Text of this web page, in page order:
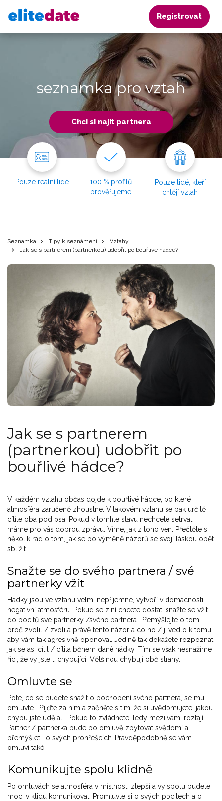
Registrovat
seznamka pro vztah
Chci si najít partnera
Pouze reální lidé
100 % profilů
prověřujeme
Pouze lidé, kteří
chtějí vztah
Seznamka Tipy k seznámení
Vztahy
Jak se s partnerem (partnerkou) udobřit po bouřlivé hádce?
Jak se s partnerem
(partnerkou) udobřit po
bouřlivé hádce?
V každém vztahu občas dojde k bouřlivé hádce, po které
atmosféra zaručeně zhoustne. V takovém vztahu se pak určitě
cítíte oba pod psa. Pokud v tomhle stavu nechcete setrvat,
máme pro vás dobrou zprávu. Víme, jak z toho ven. Přečtěte si
několik rad o tom, jak se po výměně názorů se svojí láskou opět
sblížit.
Snažte se do svého partnera / své
partnerky vžít
Hádky jsou ve vztahu velmi nepříjemné, vytvoří v domácnosti
negativní atmosféru. Pokud se z ní chcete dostat, snažte se vžít
do pocitů své partnerky /svého partnera. Přemýšlejte o tom,
proč zvolil / zvolila právě tento názor a co ho / ji vedlo k tomu,
aby vám tak agresivně oponoval. Jedině tak dokážete rozpoznat,
jak se asi cítil / cítila během dané hádky. Tím se však nesnažíme
říci, že vy jste ti chybující. Většinou chybují obě strany.
Omluvte se
Poté, co se budete snažit o pochopení svého partnera, se mu
omluvte. Přijďte za ním a začněte s tím, že si uvědomujete, jakou
chybu jste udělali. Pokud to zvládnete, ledy mezi vámi roztají.
Partner / partnerka bude po omluvě zpytovat svědomí a
přemýšlet i o svých prohřešcích. Pravděpodobně se vám
omluví také.
Komunikujte spolu klidně
Po omluvách se atmosféra v místnosti zlepší a vy spolu budete
moci v klidu komunikovat. Promluvte si o svých pocitech a o